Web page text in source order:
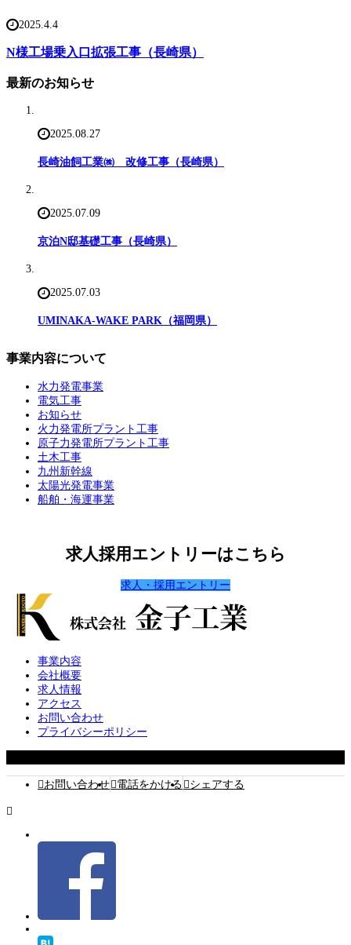
2025.4.4
N様工場乗入口拡張工事（長崎県）
最新のお知らせ
2025.08.27
長崎油飼工業㈱ 改修工事（長崎県）
2025.07.09
京泊N邸基礎工事（長崎県）
2025.07.03
UMINAKA-WAKE PARK（福岡県）
事業内容について
水力発電事業
電気工事
お知らせ
火力発電所プラント工事
原子力発電所プラント工事
土木工事
九州新幹線
太陽光発電事業
船舶・海運事業
求人採用エントリーはこちら
求人・採用エントリー
事業内容
会社概要
求人情報
アクセス
お問い合わせ
プライバシーポリシー
お問い合わせ 電話をかける シェアする